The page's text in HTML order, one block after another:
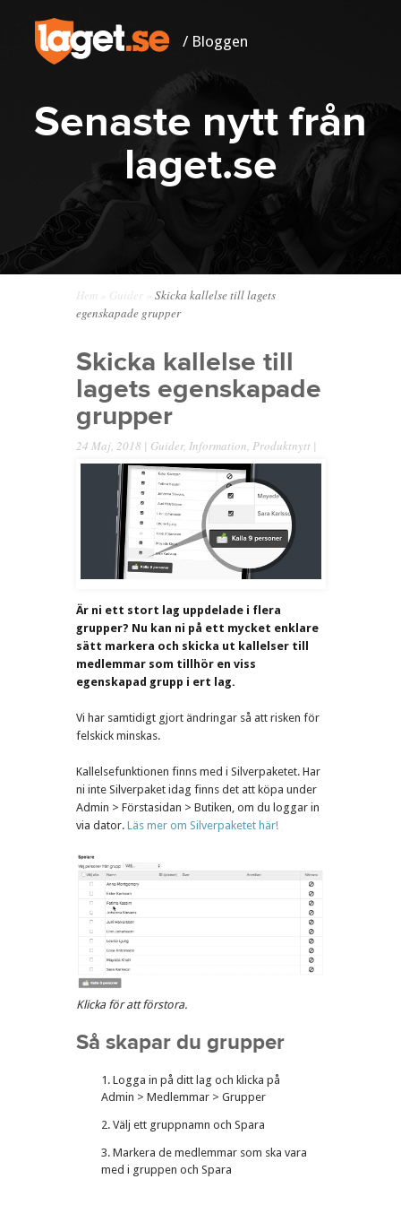
/ Bloggen
Senaste nytt från
laget.se
Hem Guider
Skicka kallelse till lagets
egenskapade grupper
Skicka kallelse till
lagets egenskapade
grupper
24 Maj, 2018 | Guider, Information, Produktnytt |
Är ni ett stort lag uppdelade i flera
grupper? Nu kan ni på ett mycket enklare
sätt markera och skicka ut kallelser till
medlemmar som tillhör en viss
egenskapad grupp i ert lag.
Vi har samtidigt gjort ändringar så att risken för
felskick minskas.
Kallelsefunktionen finns med i Silverpaketet. Har
ni inte Silverpaket idag finns det att köpa under
Admin > Förstasidan > Butiken, om du loggar in
via dator. Läs mer om Silverpaketet här!
Klicka för att förstora.
Så skapar du grupper
Logga in på ditt lag och klicka på
Admin > Medlemmar > Grupper
Välj ett gruppnamn och Spara
Markera de medlemmar som ska vara
med i gruppen och Spara